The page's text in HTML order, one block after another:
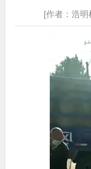
[作者：浩